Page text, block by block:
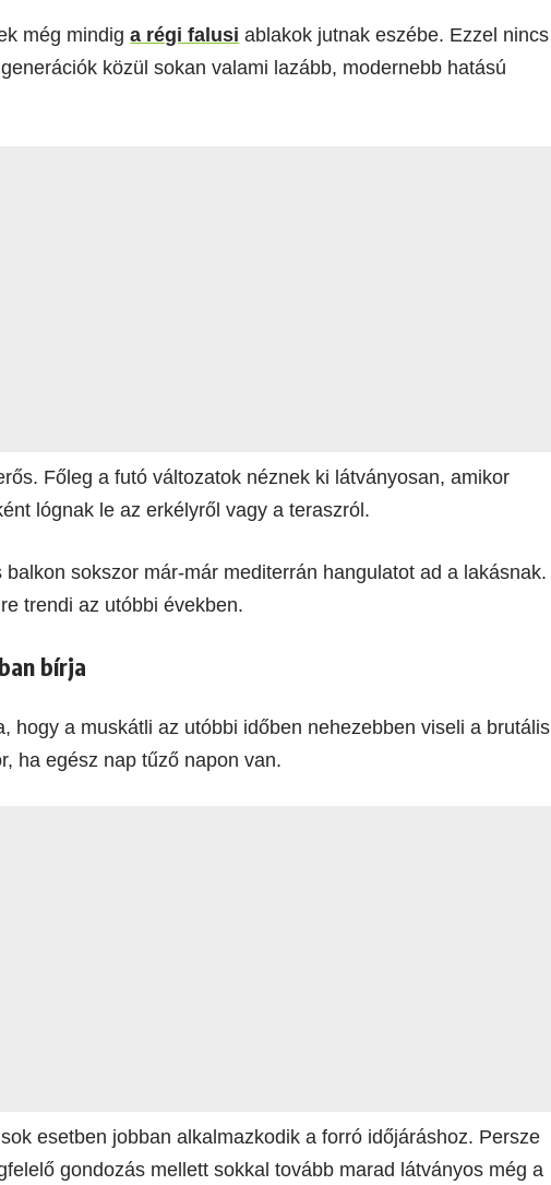
még mindiga régi falusi ablakok jutnak eszébe. Ezzel nincs
közül sokan valami lazább, modernebb hatású
Főleg a futó változatok néznek ki látványosan, amikor
lógnak le az erkélyről vagy a teraszról.
sokszor már-már mediterrán hangulatot ad a lakásnak.
trendi az utóbbi években.
bírja
hogy a muskátli az utóbbi időben nehezebben viseli a brutális
ha egész nap tűző napon van.
esetben jobban alkalmazkodik a forró időjáráshoz. Persze
gondozás mellett sokkal tovább marad látványos még a